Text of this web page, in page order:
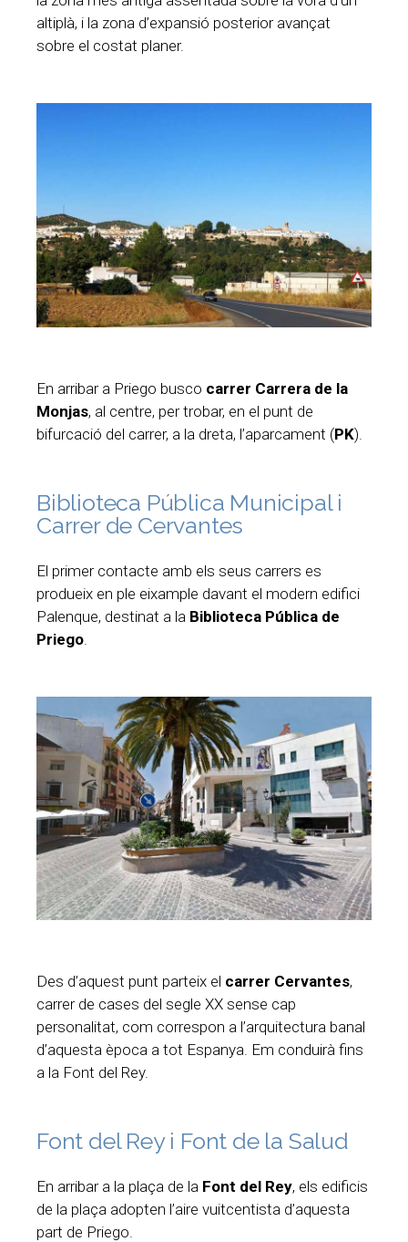
altiplà, i la zona d’expansió posterior avançat
sobre el costat planer.
En arribar a Priego busco carrer Carrera de la
Monjas, al centre, per trobar, en el punt de
bifurcació del carrer, a la dreta, l’aparcament (PK).
Biblioteca Pública Municipal i
Carrer de Cervantes
El primer contacte amb els seus carrers es
produeix en ple eixample davant el modern edifici
Palenque, destinat a la Biblioteca Pública de
Priego
Des d’aquest punt parteix el carrer Cervantes,
carrer de cases del segle XX sense cap
personalitat, com correspon a l’arquitectura banal
d’aquesta època a tot Espanya. Em conduirà fins
a la Font del Rey.
Font del Rey i Font de la Salud
En arribar a la plaça de la Font del Rey, els edificis
de la plaça adopten l’aire vuitcentista d’aquesta
part de Priego.